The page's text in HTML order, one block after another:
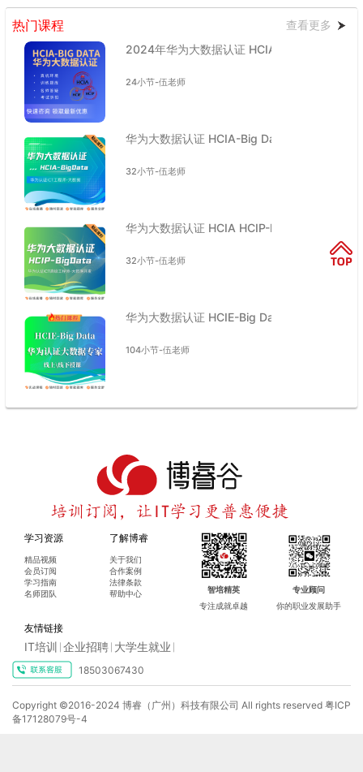
热门课程
查看更多
2024年华为大数据认证 HCIA-Big Data HCIP
24小节-伍老师
华为大数据认证 HCIA-Big Data HCIP HCIE 培
32小节-伍老师
华为大数据认证 HCIA HCIP-Big Data HCIE 培
32小节-伍老师
华为大数据认证 HCIE-Big Data 培训课程
104小节-伍老师
学习资源
精品视频
会员订阅
学习指南
名师团队
了解博睿
关于我们
合作案例
法律条款
帮助中心
智培精英
专注成就卓越
专业顾问
你的职业发展助手
友情链接
IT培训 企业招聘 大学生就业
18503067430
Copyright ©2016-2024 博睿（广州）科技有限公司 All rights reserved 粤ICP
备17128079号-4